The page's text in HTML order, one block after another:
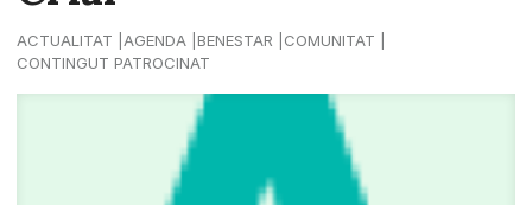
ACTUALITAT AGENDA BENESTAR
COMUNITAT
CONTINGUT PATROCINAT